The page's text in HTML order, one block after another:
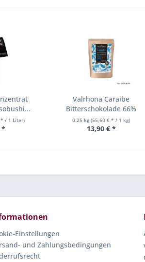
* / 1 Liter)
*
Valrhona Caraibe
Bitterschokolade 66%
Callets...
0.25 kg(55,60 € * / 1 kg)
13,90 € *
Einstellungen
und Zahlungsbedingungen